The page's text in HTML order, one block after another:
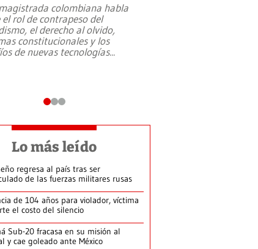
colombiana habla
el rol de contrapeso del
el derecho al olvido,
constitucionales y los
de nuevas tecnologías...
Lo más leído
regresa al país tras ser
de las fuerzas militares rusas
de 104 años para violador, víctima
el costo del silencio
Sub-20 fracasa en su misión al
y cae goleado ante México